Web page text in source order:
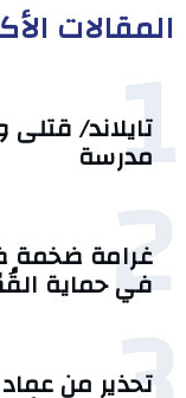
المقالات
1
تايلاند/
مدرسة
2
غرامة ضخمة
في حماية
تحذير من